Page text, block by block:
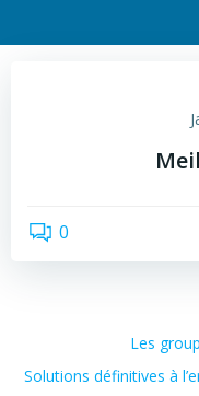
0
Les
Solutions définitives à